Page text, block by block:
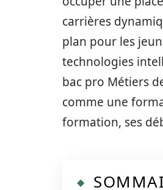
carrières
plan pour les
technologies
bac pro Métiers
comme une
formation, ses